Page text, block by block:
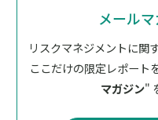
メール
リスクマネジメントに関
ここだけの限定レポート
マガジン"